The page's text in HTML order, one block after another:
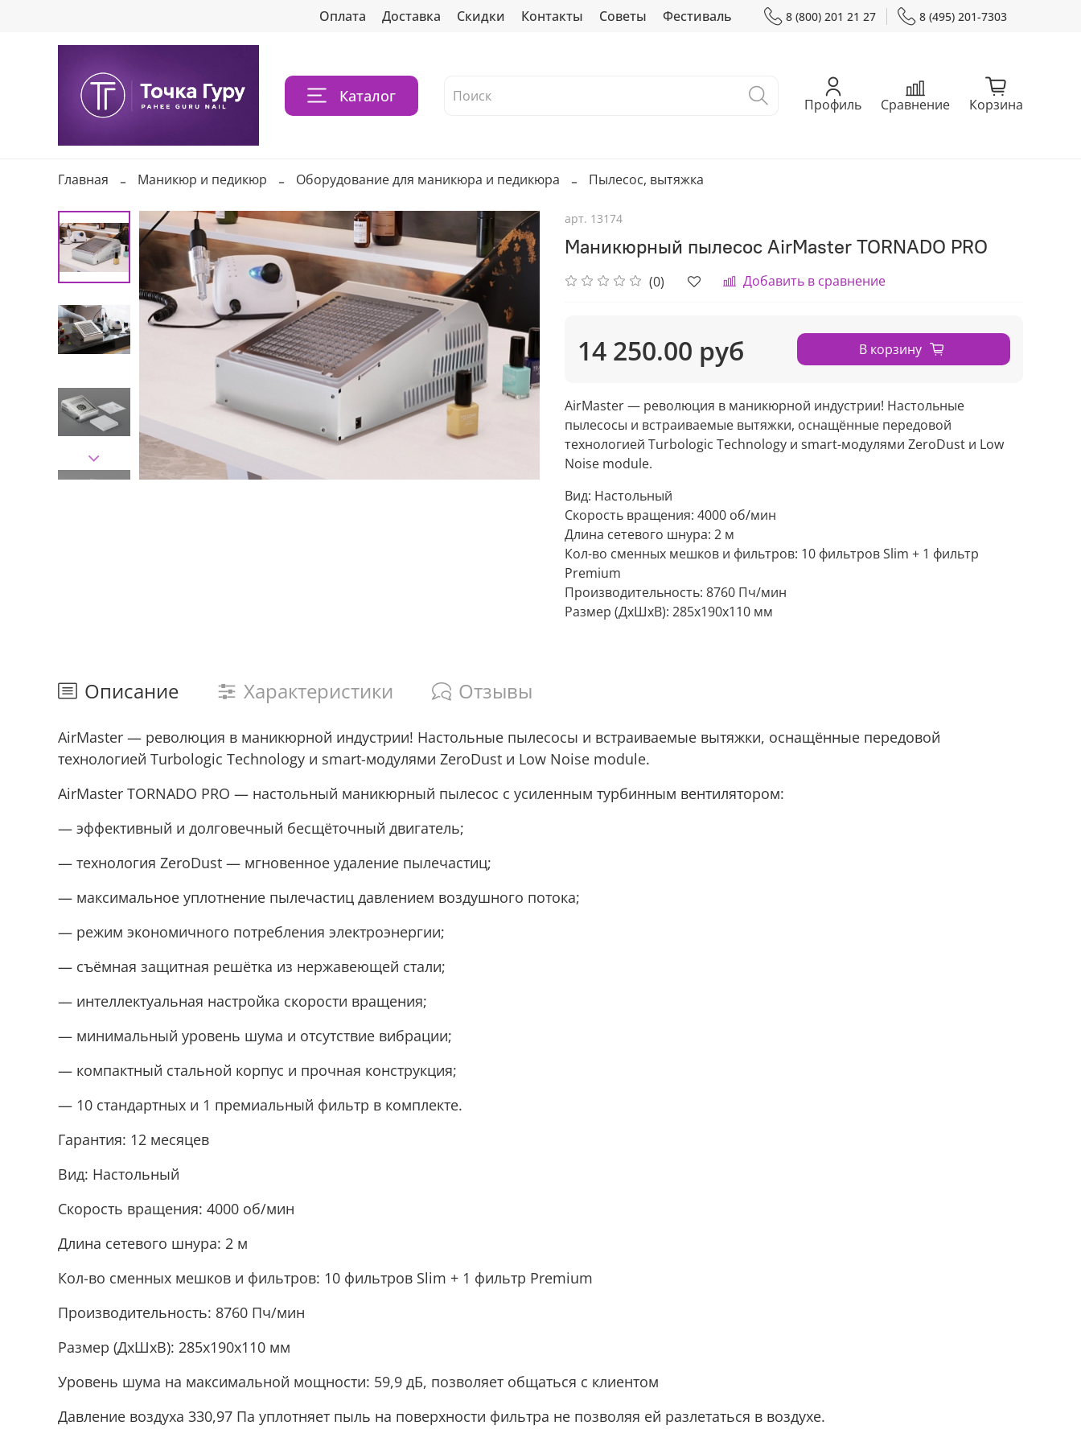
Оплата Доставка Скидки Контакты Советы Фестиваль 8 (800) 201 21 27 8 (495) 201-7303
Каталог Профиль Сравнение Корзина
Главная Маникюр и педикюр Оборудование для маникюра и педикюра Пылесос, вытяжка
арт. 13174
Маникюрный пылесос AirMaster TORNADO PRO
(0) Добавить в сравнение
14 250.00 руб В корзину
AirMaster — революция в маникюрной индустрии! Настольные
пылесосы и встраиваемые вытяжки, оснащённые передовой
технологией Turbologic Technology и smart-модулями ZeroDust и Low
Noise module.
Вид: Настольный
Скорость вращения: 4000 об/мин
Длина сетевого шнура: 2 м
Кол-во сменных мешков и фильтров: 10 фильтров Slim + 1 фильтр
Premium
Производительность: 8760 Пч/мин
Размер (ДхШхВ): 285x190x110 мм
Описание Характеристики Отзывы
AirMaster — революция в маникюрной индустрии! Настольные пылесосы и встраиваемые вытяжки, оснащённые передовой
технологией Turbologic Technology и smart-модулями ZeroDust и Low Noise module.
AirMaster TORNADO PRO — настольный маникюрный пылесос с усиленным турбинным вентилятором:
— эффективный и долговечный бесщёточный двигатель;
— технология ZeroDust — мгновенное удаление пылечастиц;
— максимальное уплотнение пылечастиц давлением воздушного потока;
— режим экономичного потребления электроэнергии;
— съёмная защитная решётка из нержавеющей стали;
— интеллектуальная настройка скорости вращения;
— минимальный уровень шума и отсутствие вибрации;
— компактный стальной корпус и прочная конструкция;
— 10 стандартных и 1 премиальный фильтр в комплекте.
Гарантия: 12 месяцев
Вид: Настольный
Скорость вращения: 4000 об/мин
Длина сетевого шнура: 2 м
Кол-во сменных мешков и фильтров: 10 фильтров Slim + 1 фильтр Premium
Производительность: 8760 Пч/мин
Размер (ДхШхВ): 285x190x110 мм
Уровень шума на максимальной мощности: 59,9 дБ, позволяет общаться с клиентом
Давление воздуха 330,97 Па уплотняет пыль на поверхности фильтра не позволяя ей разлетаться в воздухе.